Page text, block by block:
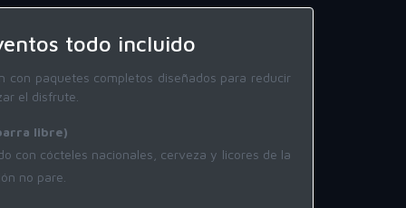
todo incluido
con paquetes completos diseñados para reducir
el disfrute.
libre)
con cócteles nacionales, cerveza y licores de la
no pare.